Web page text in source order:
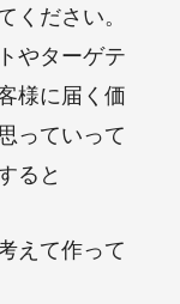
ください。
やターゲテ
様に届く価
っていって
ると
えて作って